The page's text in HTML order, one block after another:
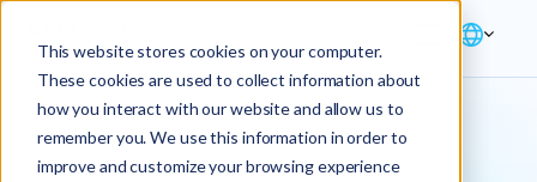
This website stores cookies on your computer.
These cookies are used to collect information about
how you interact with our website and allow us to
remember you. We use this information in order to
improve and customize your browsing experience
ARTICLE